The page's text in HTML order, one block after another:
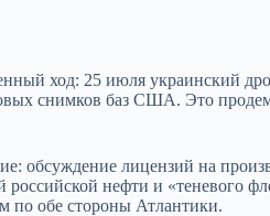
ход: 25 июля украинский
снимков баз США. Это
обсуждение лицензий на
российской нефти и «теневого
по обе стороны Атлантики.